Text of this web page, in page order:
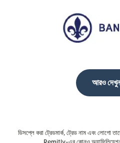
আরও দেখুন
ডিসপ্লে করা ট্রেডমার্ক, ট্রেড নাম এবং লোগো